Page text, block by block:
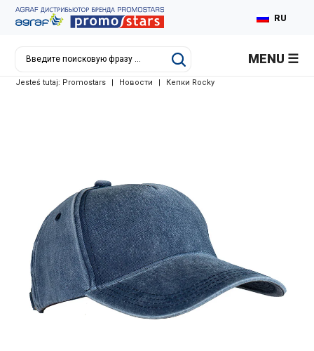
EN
RU
MENU
Jesteś tutaj: Promostars | Новости | Кепки Rocky